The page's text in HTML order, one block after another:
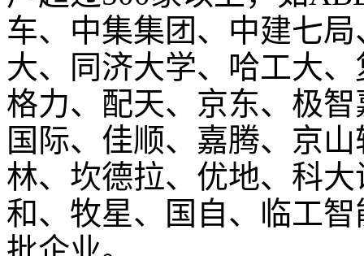
车、中集集团、中建七
大、同济大学、哈工大
格力、配天、京东、极
国际、佳顺、嘉腾、京
林、坎德拉、优地、科
和、牧星、国自、临工